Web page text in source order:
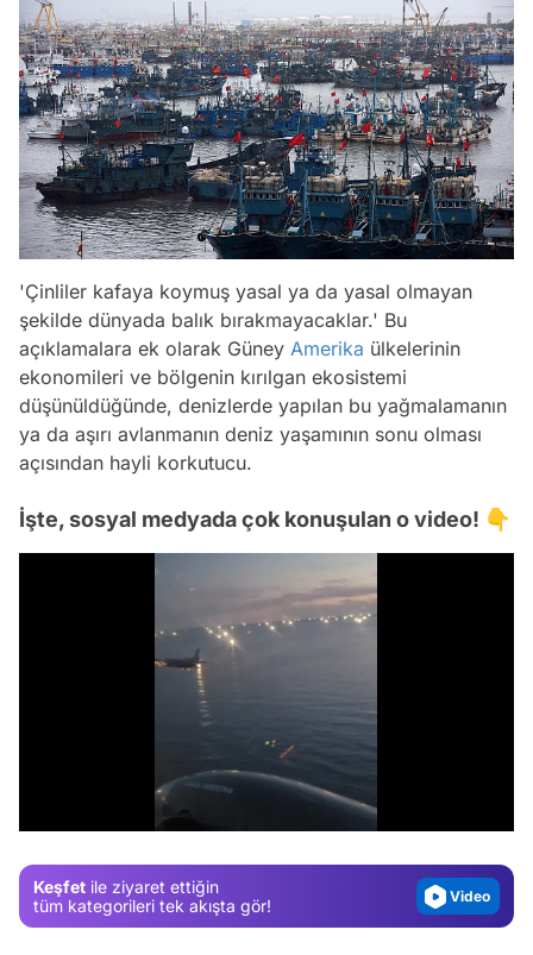
'Çinliler kafaya koymuş yasal ya da yasal olmayan
şekilde dünyada balık bırakmayacaklar.' Bu
açıklamalara ek olarak Güney Amerika ülkelerinin
ekonomileri ve bölgenin kırılgan ekosistemi
düşünüldüğünde, denizlerde yapılan bu yağmalamanın
ya da aşırı avlanmanın deniz yaşamının sonu olması
açısından hayli korkutucu.
İşte, sosyal medyada çok konuşulan o video! 👇
Keşfet ile ziyaret ettiğin
tüm kategorileri tek akışta gör!
Video